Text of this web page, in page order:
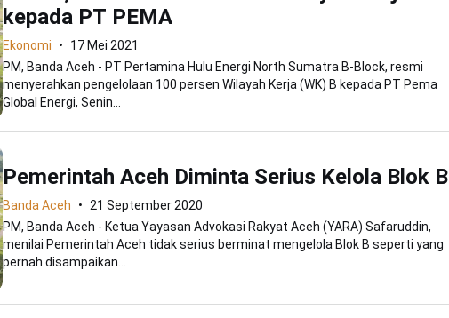
kepada PT PEMA
Ekonomi
17 Mei 2021
PM, Banda Aceh - PT Pertamina Hulu Energi North Sumatra B-Block, resmi
menyerahkan pengelolaan 100 persen Wilayah Kerja (WK) B kepada PT Pema
Global Energi, Senin...
Pemerintah Aceh Diminta Serius Kelola Blok B
Banda Aceh
21 September 2020
PM, Banda Aceh - Ketua Yayasan Advokasi Rakyat Aceh (YARA) Safaruddin,
menilai Pemerintah Aceh tidak serius berminat mengelola Blok B seperti yang
pernah disampaikan...